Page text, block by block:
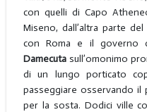
con quelli di Capo
Miseno, dall’altra parte
con Roma e il governo
Damecutasull’omonimo
di un lungo porticato
passeggiare osservando il
per la sosta. Dodici ville